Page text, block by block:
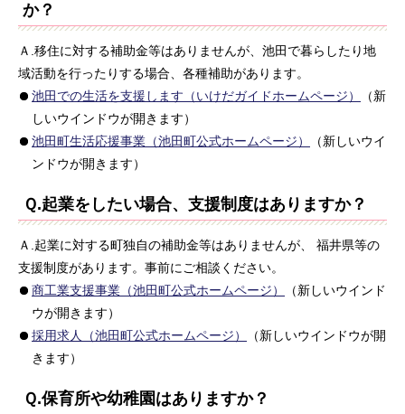
か？
Ａ.移住に対する補助金等はありませんが、池田で暮らしたり地
域活動を行ったりする場合、各種補助があります。
池田での生活を支援します（いけだガイドホームページ）
（新
しいウインドウが開きます）
池田町生活応援事業（池田町公式ホームページ）
（新しいウイ
ンドウが開きます）
Ｑ.起業をしたい場合、支援制度はありますか？
Ａ.起業に対する町独自の補助金等はありませんが、 福井県等の
支援制度があります。事前にご相談ください。
商工業支援事業（池田町公式ホームページ）
（新しいウインド
ウが開きます）
採用求人（池田町公式ホームページ）
（新しいウインドウが開
きます）
Ｑ.保育所や幼稚園はありますか？